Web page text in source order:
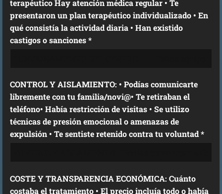
terapéutico Hay atención médica regular • Te
presentaron un plan terapéutico individualizado • En
qué consistía la actividad diaria • Han existido
castigos o sanciones *
CONTROL Y AISLAMIENTO: • Podías comunicarte
libremente con tu familia/novi@• Te retiraban el
teléfono• Había restricción de visitas • Se utilizo
técnicas de presión emocional o amenazas de
expulsión • Te sentiste retenido contra tu voluntad *
COSTE Y TRANSPARENCIA ECONÓMICA: Cuánto
costaba el tratamiento • El precio incluía todo o había